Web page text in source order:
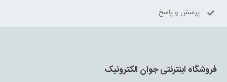
پرسش و پاسخ
فروشگاه اینترنتی جوان الکترونیک